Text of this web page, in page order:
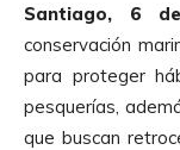
Santiago, 6
conservación
para proteger
pesquerías,
que buscan